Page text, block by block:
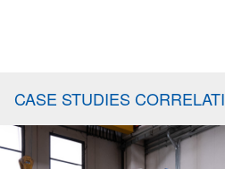
CASE STUDIES CORRELATI